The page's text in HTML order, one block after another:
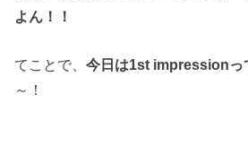
よん！！
てことで、今日は1st impressionっ
～！